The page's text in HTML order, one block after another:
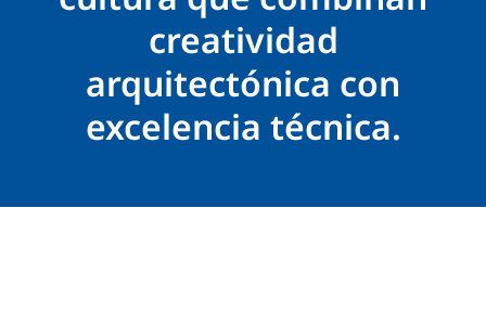
creatividad
arquitectónica con
excelencia técnica.